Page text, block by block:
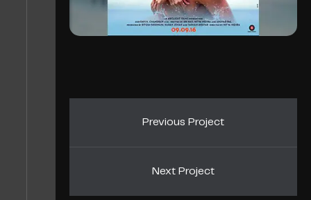
Previous Project
Next Project